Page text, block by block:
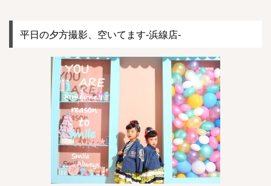
平日の夕方撮影、空いてます-浜線店-